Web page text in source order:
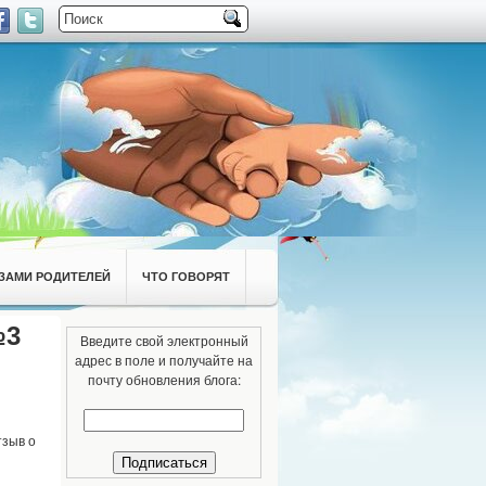
РОДИТЕЛЕЙ ЧТО ГОВОРЯТ
о
Введите свой электронный
адрес в поле и получайте на
почту обновления блога: